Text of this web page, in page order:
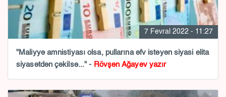
7 Fevral 2022 - 11:27
"Maliyyə amnistiyası olsa, pullarına əfv istəyən siyasi elita
siyasətdən çəkilsə..." - Rövşən Ağayev yazır